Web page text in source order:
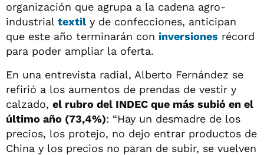
organización que agrupa a la cadena agro-
industrial textil y de confecciones, anticipan
que este año terminarán con inversiones récord
para poder ampliar la oferta.
En una entrevista radial, Alberto Fernández se
refirió a los aumentos de prendas de vestir y
calzado, el rubro del INDEC que más subió en el
último año (73,4%): “Hay un desmadre de los
precios, los protejo, no dejo entrar productos de
China y los precios no paran de subir, se vuelven